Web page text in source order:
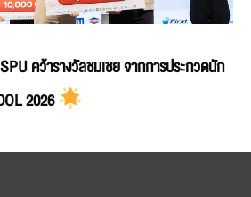
คว้ารางวัลชมเชย จากการประกวดนัก
2026